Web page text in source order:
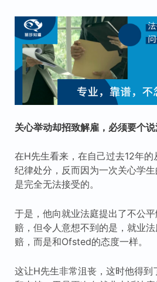
关心举动却招致解雇，必须要个
在H先生看来，在自己过去12年
纪律处分，反而因为一次关心学
是完全无法接受的。
于是，他向就业法庭提出了不公
赔，但令人意想不到的是，就业
赔，而是和Ofsted的态度一样。
这让H先生非常沮丧，这时他得到